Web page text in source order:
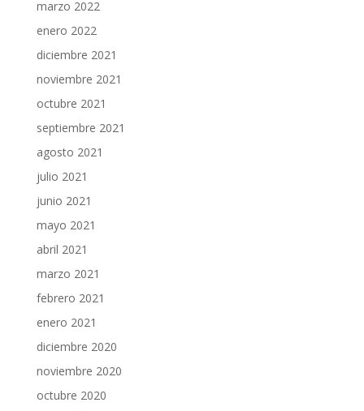
marzo 2022
enero 2022
diciembre 2021
noviembre 2021
octubre 2021
septiembre 2021
agosto 2021
julio 2021
junio 2021
mayo 2021
abril 2021
marzo 2021
febrero 2021
enero 2021
diciembre 2020
noviembre 2020
octubre 2020